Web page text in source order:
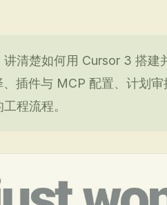
清楚如何用 Cursor 3 搭建
插件与 MCP 配置、计划
程流程。